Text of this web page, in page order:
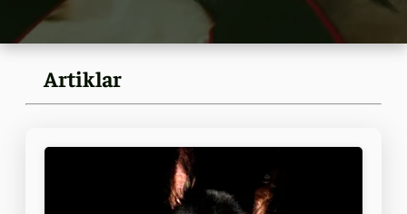
Artiklar